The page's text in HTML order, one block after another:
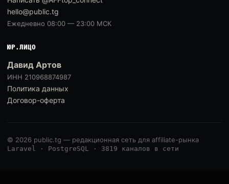
hello@public.tg
Ежедневно 08:00 — 23:00 МСК
ЮР.ЛИЦО
Давид Артов
ИНН 210968874987
Политика данных
Договор-оферта
© 2026 public.tg — редакционная сеть для affiliate-рынка
Laravel · PostgreSQL · 3819 каналов в сети